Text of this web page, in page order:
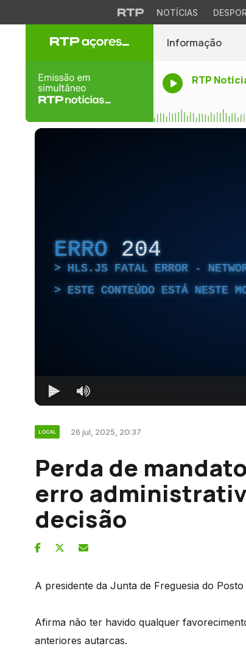
NOTÍCIAS
Informação
RTP
ERRO 204
HLS.JS FATAL ERROR -
ESTE CONTEÚDO ESTÁ NESTE
LOCAL 26 jul, 2025, 20:37
Perda de
erro
decisão
A presidente da Junta de Freguesia do
Afirma não ter havido qualquer
anteriores autarcas.